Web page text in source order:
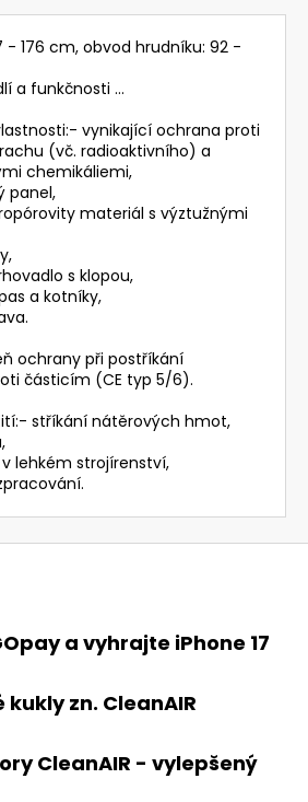
- 176 cm, obvod hrudníku: 92 -
a funkčnosti ...
vynikající ochrana proti
(vč. radioaktivního) a
chemikáliemi,
panel,
materiál s výztužnými
s klopou,
a kotníky,
ochrany při postříkání
částicím (CE typ 5/6).
stříkání nátěrových hmot,
lehkém strojírenství,
a vyhrajte iPhone 17
zn. CleanAIR
CleanAIR - vylepšený